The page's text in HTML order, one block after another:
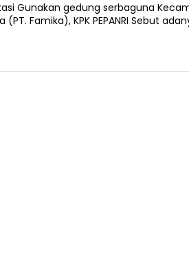
Gunakan gedung serbaguna
Famika), KPK PEPANRI Sebut